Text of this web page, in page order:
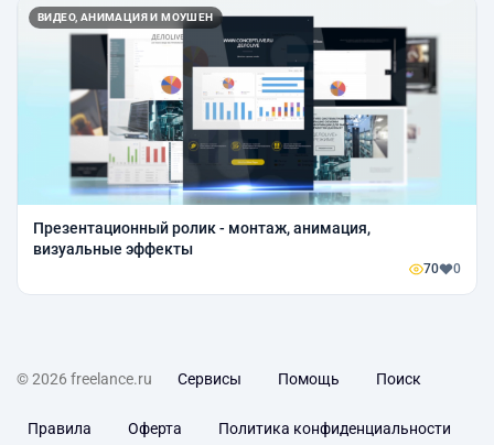
ВИДЕО, АНИМАЦИЯ И МОУШЕН
Презентационный ролик - монтаж, анимация,
визуальные эффекты
70 0
© 2026 freelance.ru Сервисы Помощь Поиск
Правила Оферта Политика конфиденциальности